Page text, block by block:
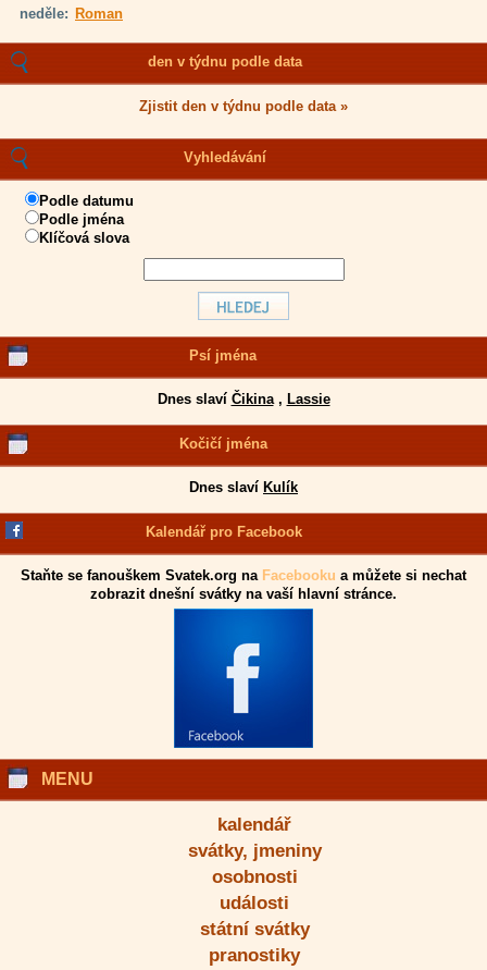
neděle: Roman
den v týdnu podle data
Zjistit den v týdnu podle data »
Vyhledávání
Podle datumu
Podle jména
Klíčová slova
Psí jména
Dnes slaví Čikina, Lassie
Kočičí jména
Dnes slaví Kulík
Kalendář pro Facebook
Staňte se fanouškem Svatek.org na Facebooku a můžete si nechat
zobrazit dnešní svátky na vaší hlavní stránce.
MENU
kalendář
svátky, jmeniny
osobnosti
události
státní svátky
pranostiky